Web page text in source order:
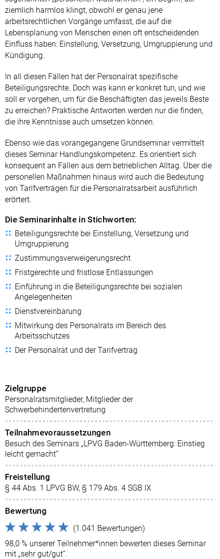
ziemlich harmlos klingt, obwohl er genau jene
arbeitsrechtlichen Vorgänge umfasst, die auf die
Lebensplanung von Menschen einen oft entscheidenden
Einfluss haben: Einstellung, Versetzung, Umgruppierung und
Kündigung.
In all diesen Fällen hat der Personalrat spezifische
Beteiligungsrechte. Doch was kann er konkret tun, und wie
soll er vorgehen, um für die Beschäftigten das jeweils Beste
zu erreichen? Praktische Antworten werden nur die finden,
die ihre Kenntnisse auch umsetzen können.
Ebenso wie das vorangegangene Grundseminar vermittelt
dieses Seminar Handlungskompetenz. Es orientiert sich
konsequent an Fällen aus dem betrieblichen Alltag. Über die
personellen Maßnahmen hinaus wird auch die Bedeutung
von Tarifverträgen für die Personalratsarbeit ausführlich
erörtert.
Die Seminarinhalte in Stichworten:
Beteiligungsrechte bei Einstellung, Versetzung und
Umgruppierung
Zustimmungsverweigerungsrecht
Fristgerechte und fristlose Entlassungen
Einführung in die Beteiligungsrechte bei sozialen
Angelegenheiten
Dienstvereinbarung
Mitwirkung des Personalrats im Bereich des
Arbeitsschutzes
Der Personalrat und der Tarifvertrag
Zielgruppe
Personalratsmitglieder, Mitglieder der
Schwerbehindertenvertretung
Teilnahmevoraussetzungen
Besuch des Seminars „LPVG Baden-Württemberg: Einstieg
leicht gemacht“
Freistellung
§ 44 Abs. 1 LPVG BW, § 179 Abs. 4 SGB IX
Bewertung
(1.041 Bewertungen)
98,0 % unserer Teilnehmer*innen bewerten dieses Seminar
mit „sehr gut/gut“.